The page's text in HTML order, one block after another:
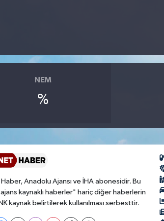
NEM
%
Anadolu Ajansı ve İHA abonesidir. Bu
kaynaklı haberler" hariç diğer haberlerin
kaynak belirtilerek kullanılması serbesttir.
Hayatı
TV